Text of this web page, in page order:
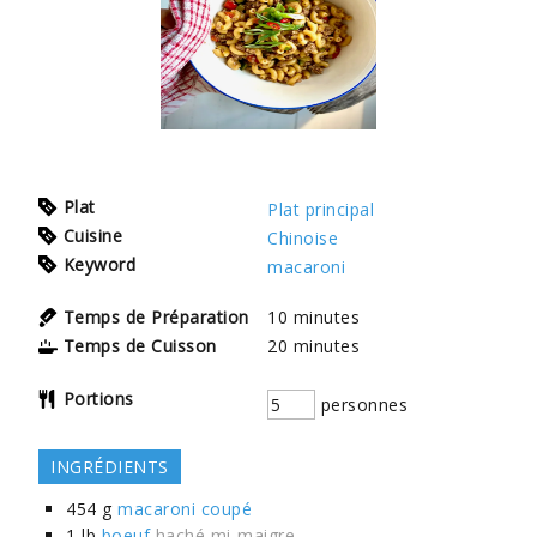
Plat
Plat principal
Cuisine
Chinoise
Keyword
macaroni
Temps de Préparation 10 minutes
Temps de Cuisson
20 minutes
Portions personnes
INGRÉDIENTS
454 g macaroni coupé